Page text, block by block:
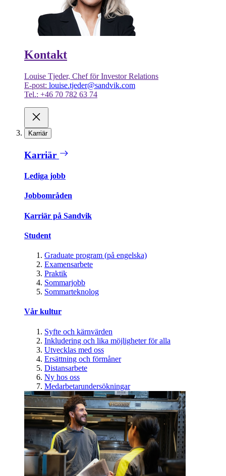
Kontakt
Louise Tjeder, Chef för Investor Relations
E-post: louise.tjeder@sandvik.com
Tel.: +46 70 782 63 74
Karriär
Karriär
Lediga jobb
Jobbområden
Karriär på Sandvik
Student
Graduate program (på engelska)
Examensarbete
Praktik
Sommarjobb
Sommarteknolog
Vår kultur
Syfte och kärnvärden
Inkludering och lika möjligheter för alla
Utvecklas med oss
Ersättning och förmåner
Distansarbete
Ny hos oss
Medarbetarundersökningar